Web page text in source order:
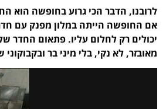
לרובנו, הדבר הכי גרוע בחופשה הוא
אם החופשה הייתה במלון מפנק עם
יכולים רק לחלום עליו. פתאום החדר
מאובזר, לא נקי, בלי מיני בר ובקבוקוני